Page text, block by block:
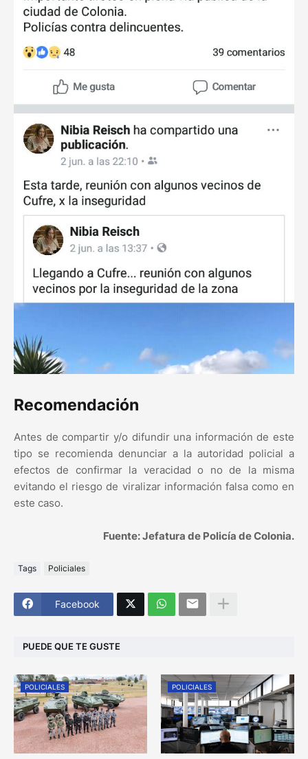
Recomendación
Antes de compartir y/o difundir una información de este
tipo se recomienda denunciar a la autoridad policial a
efectos de confirmar la veracidad o no de la misma
evitando el riesgo de viralizar información falsa como en
este caso.
Fuente: Jefatura de Policía de Colonia.
Tags Policiales
Facebook
PUEDE QUE TE GUSTE
POLICIALES POLICIALES